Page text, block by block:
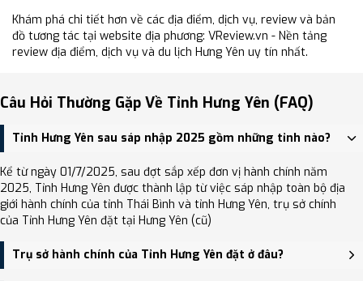
Khám phá chi tiết hơn về các địa điểm, dịch vụ, review và bản
đồ tương tác tại website địa phương: VReview.vn - Nền tảng
review địa điểm, dịch vụ và du lịch Hưng Yên uy tín nhất.
Câu Hỏi Thường Gặp Về Tỉnh Hưng Yên (FAQ)
Tỉnh Hưng Yên sau sáp nhập 2025 gồm những tỉnh nào?
Kể từ ngày 01/7/2025, sau đợt sắp xếp đơn vị hành chính năm
2025, Tỉnh Hưng Yên được thành lập từ việc sáp nhập toàn bộ địa
giới hành chính của tỉnh Thái Bình và tỉnh Hưng Yên, trụ sở chính
của Tỉnh Hưng Yên đặt tại Hưng Yên (cũ)
Trụ sở hành chính của Tỉnh Hưng Yên đặt ở đâu?